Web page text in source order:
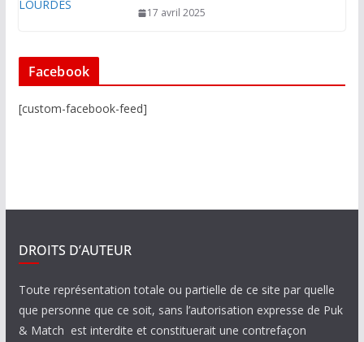
17 avril 2025
Facebook
[custom-facebook-feed]
DROITS D’AUTEUR
Toute représentation totale ou partielle de ce site par quelle
que personne que ce soit, sans l’autorisation expresse de Puk
& Match est interdite et constituerait une contrefaçon